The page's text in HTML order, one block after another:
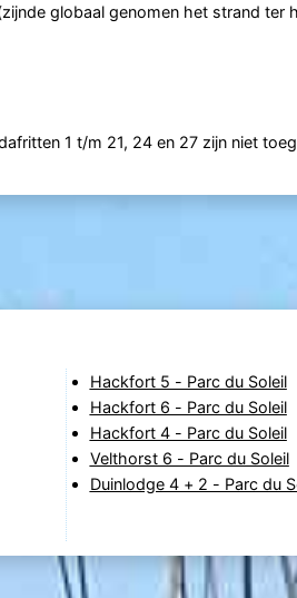
globaal genomen het strand ter
1 t/m 21, 24 en 27 zijn niet
Hackfort 5 - Parc du Soleil
Hackfort 6 - Parc du Soleil
Hackfort 4 - Parc du Soleil
Velthorst 6 - Parc du Soleil
Duinlodge 4 + 2 - Parc du